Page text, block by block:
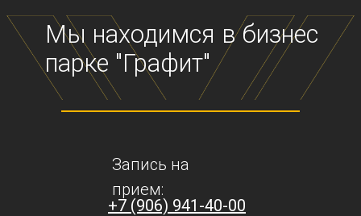
Запись на
прием:
+7 (906) 941-40-00